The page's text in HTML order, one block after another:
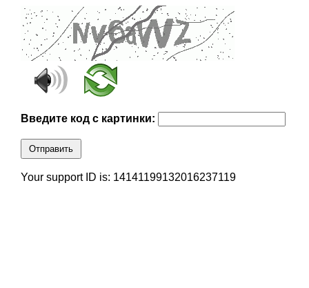
Введите код с картинки:
Отправить
Your support ID is: 14141199132016237119